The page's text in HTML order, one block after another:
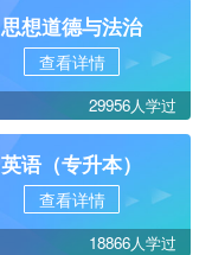
思想道德与法治
查看详情
29956人学过
英语（专升本）
查看详情
18866人学过